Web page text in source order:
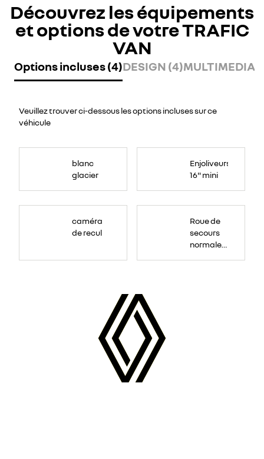
Découvrez les équipements
et options de votre TRAFIC
VAN
Options incluses (4)DESIGN (4)MULTIMEDIA
Veuillez trouver ci-dessous les options incluses sur ce
véhicule
blanc
glacier
Enjoliveurs
16" mini
caméra
de recul
Roue de
secours
normale